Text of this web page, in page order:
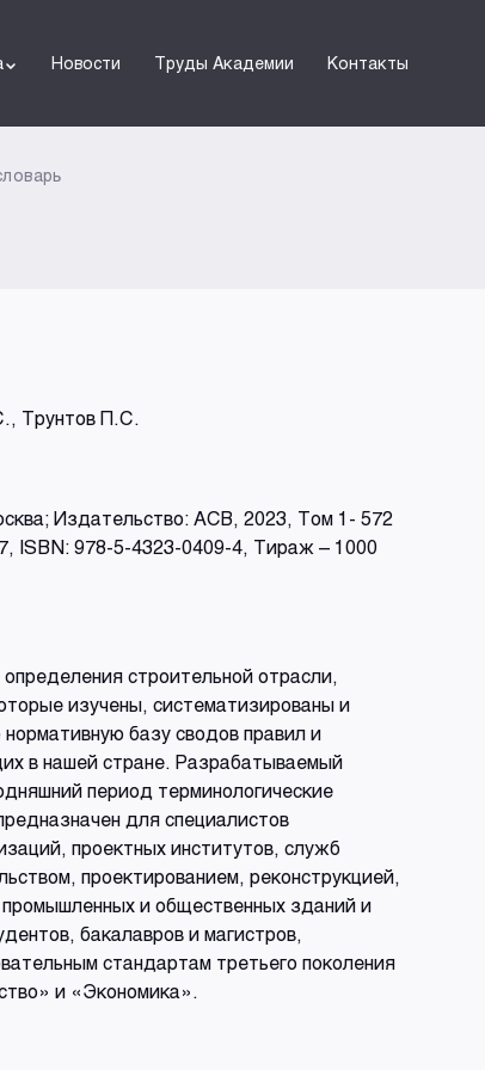
Новости Труды Академии Контакты
Трунтов П.С.
Издательство: АСВ, 2023, Том 1- 572
ISBN: 978-5-4323-0409-4, Тираж – 1000
строительной отрасли,
изучены, систематизированы и
базу сводов правил и
в нашей стране. Разрабатываемый
период терминологические
для специалистов
проектных институтов, служб
проектированием, реконструкцией,
и общественных зданий и
бакалавров и магистров,
стандартам третьего поколения
и «Экономика».